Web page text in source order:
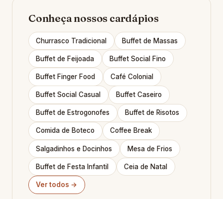
Conheça nossos cardápios
Churrasco Tradicional Buffet de Massas
Buffet de Feijoada Buffet Social Fino
Buffet Finger Food Café Colonial
Buffet Social Casual Buffet Caseiro
Buffet de Estrogonofes Buffet de Risotos
Comida de Boteco Coffee Break
Salgadinhos e Docinhos Mesa de Frios
Buffet de Festa Infantil Ceia de Natal
Ver todos →